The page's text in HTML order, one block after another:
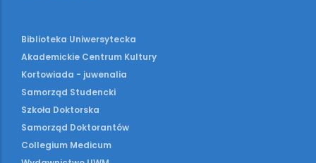
Biblioteka Uniwersytecka
Akademickie Centrum Kultury
Kortowiada - juwenalia
Samorząd Studencki
Szkoła Doktorska
Samorząd Doktorantów
Collegium Medicum